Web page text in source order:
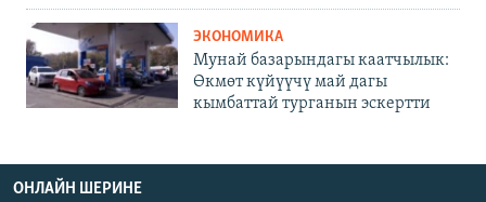
ЭКОНОМИКА
Мунай базарындагы каатчылык:
Өкмөт күйүүчү май дагы
кымбаттай турганын эскертти
ОНЛАЙН ШЕРИНЕ